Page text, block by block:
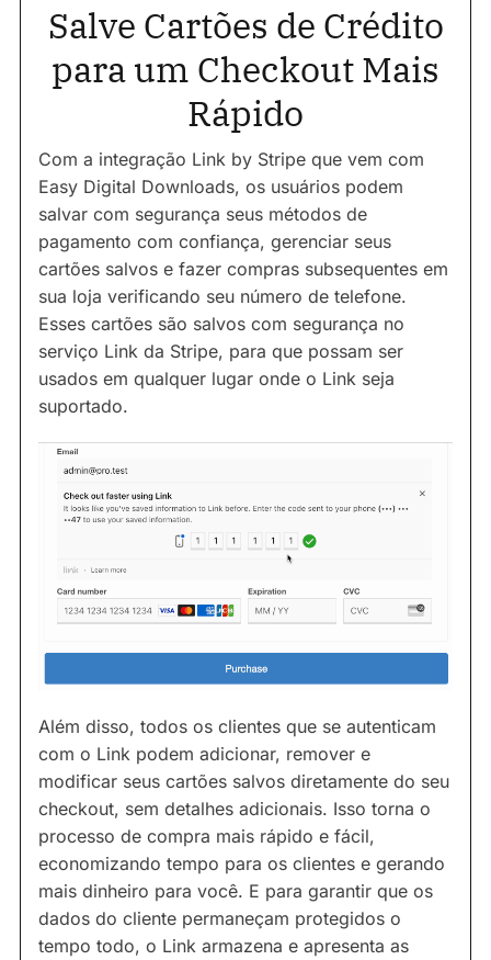
Salve Cartões de Crédito
para um Checkout Mais
Rápido
Com a integração Link by Stripe que vem com
Easy Digital Downloads, os usuários podem
salvar com segurança seus métodos de
pagamento com confiança, gerenciar seus
cartões salvos e fazer compras subsequentes em
sua loja verificando seu número de telefone.
Esses cartões são salvos com segurança no
serviço Link da Stripe, para que possam ser
usados em qualquer lugar onde o Link seja
suportado.
Além disso, todos os clientes que se autenticam
com o Link podem adicionar, remover e
modificar seus cartões salvos diretamente do seu
checkout, sem detalhes adicionais. Isso torna o
processo de compra mais rápido e fácil,
economizando tempo para os clientes e gerando
mais dinheiro para você. E para garantir que os
dados do cliente permaneçam protegidos o
tempo todo, o Link armazena e apresenta as